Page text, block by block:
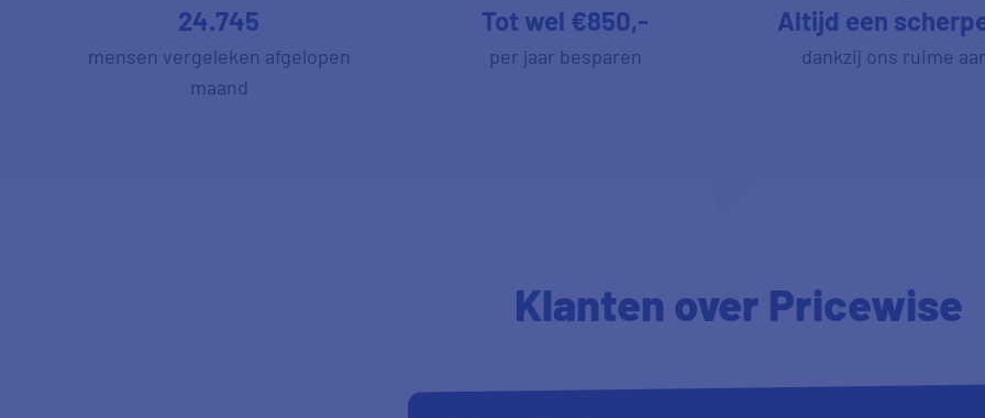
24.745
mensen vergeleken afgelopen
maand
Tot wel €850,-
per jaar besparen
Altijd een
dankzij ons ruime
Klanten over Pricewise